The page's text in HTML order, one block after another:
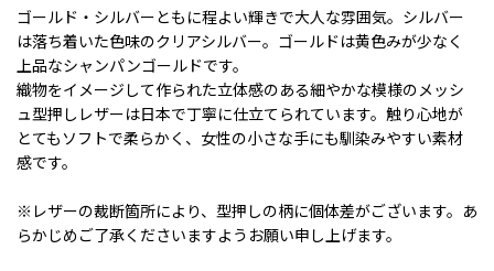
ゴールド・シルバーともに程よい輝きで大人な雰囲気。シルバー
は落ち着いた色味のクリアシルバー。ゴールドは黄色みが少なく
上品なシャンパンゴールドです。
織物をイメージして作られた立体感のある細やかな模様のメッシ
ュ型押しレザーは日本で丁寧に仕立てられています。触り心地が
とてもソフトで柔らかく、女性の小さな手にも馴染みやすい素材
感です。
※レザーの裁断箇所により、型押しの柄に個体差がございます。あ
らかじめご了承くださいますようお願い申し上げます。